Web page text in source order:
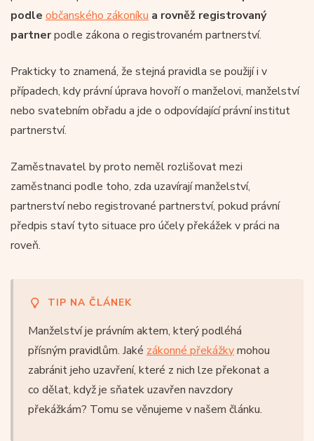
podle občanského zákoníku a rovněž registrovaný
partnerpodle zákona o registrovaném partnerství.
Prakticky to znamená, že stejná pravidla se použijí i v
případech, kdy právní úprava hovoří o manželovi, manželství
nebo svatebním obřadu a jde o odpovídající právní institut
partnerství.
Zaměstnavatel by proto neměl rozlišovat mezi
zaměstnanci podle toho, zda uzavírají manželství,
partnerství nebo registrované partnerství, pokud právní
předpis staví tyto situace pro účely překážek v práci na
roveň.
TIP NA ČLÁNEK
Manželství je právním aktem, který podléhá
přísným pravidlům. Jaké zákonné překážkymohou
zabránit jeho uzavření, které z nich lze překonat a
co dělat, když je sňatek uzavřen navzdory
překážkám? Tomu se věnujeme v našem článku.